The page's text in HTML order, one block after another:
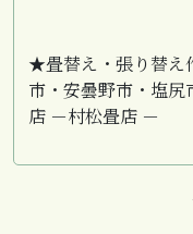
★畳替え・張り替え
市・安曇野市・塩
店 －村松畳店 －